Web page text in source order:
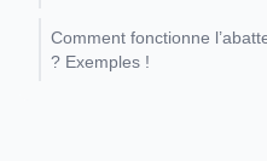
Comment fonctionne
? Exemples !